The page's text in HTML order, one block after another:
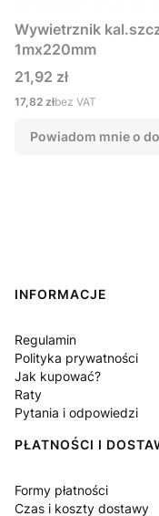
Wywietrznik
1mx220mm
Cena
21,92 zł
Cena
17,82 złbez VAT
Powiadom mnie o
Linki w stopce
INFORMACJE
Regulamin
Polityka prywatności
Jak kupować?
Raty
Pytania i odpowiedzi
PŁATNOŚCI I
Formy płatności
Czas i koszty dostawy